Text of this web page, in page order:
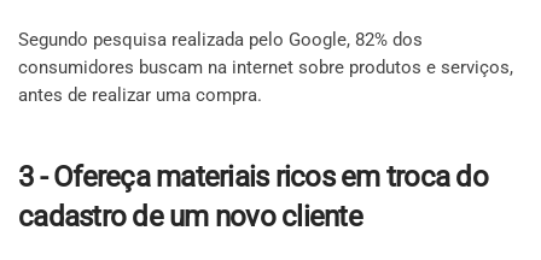
Segundo pesquisa realizada pelo Google, 82% dos
consumidores buscam na internet sobre produtos e serviços,
antes de realizar uma compra.
3 - Ofereça materiais ricos em troca do
cadastro de um novo cliente